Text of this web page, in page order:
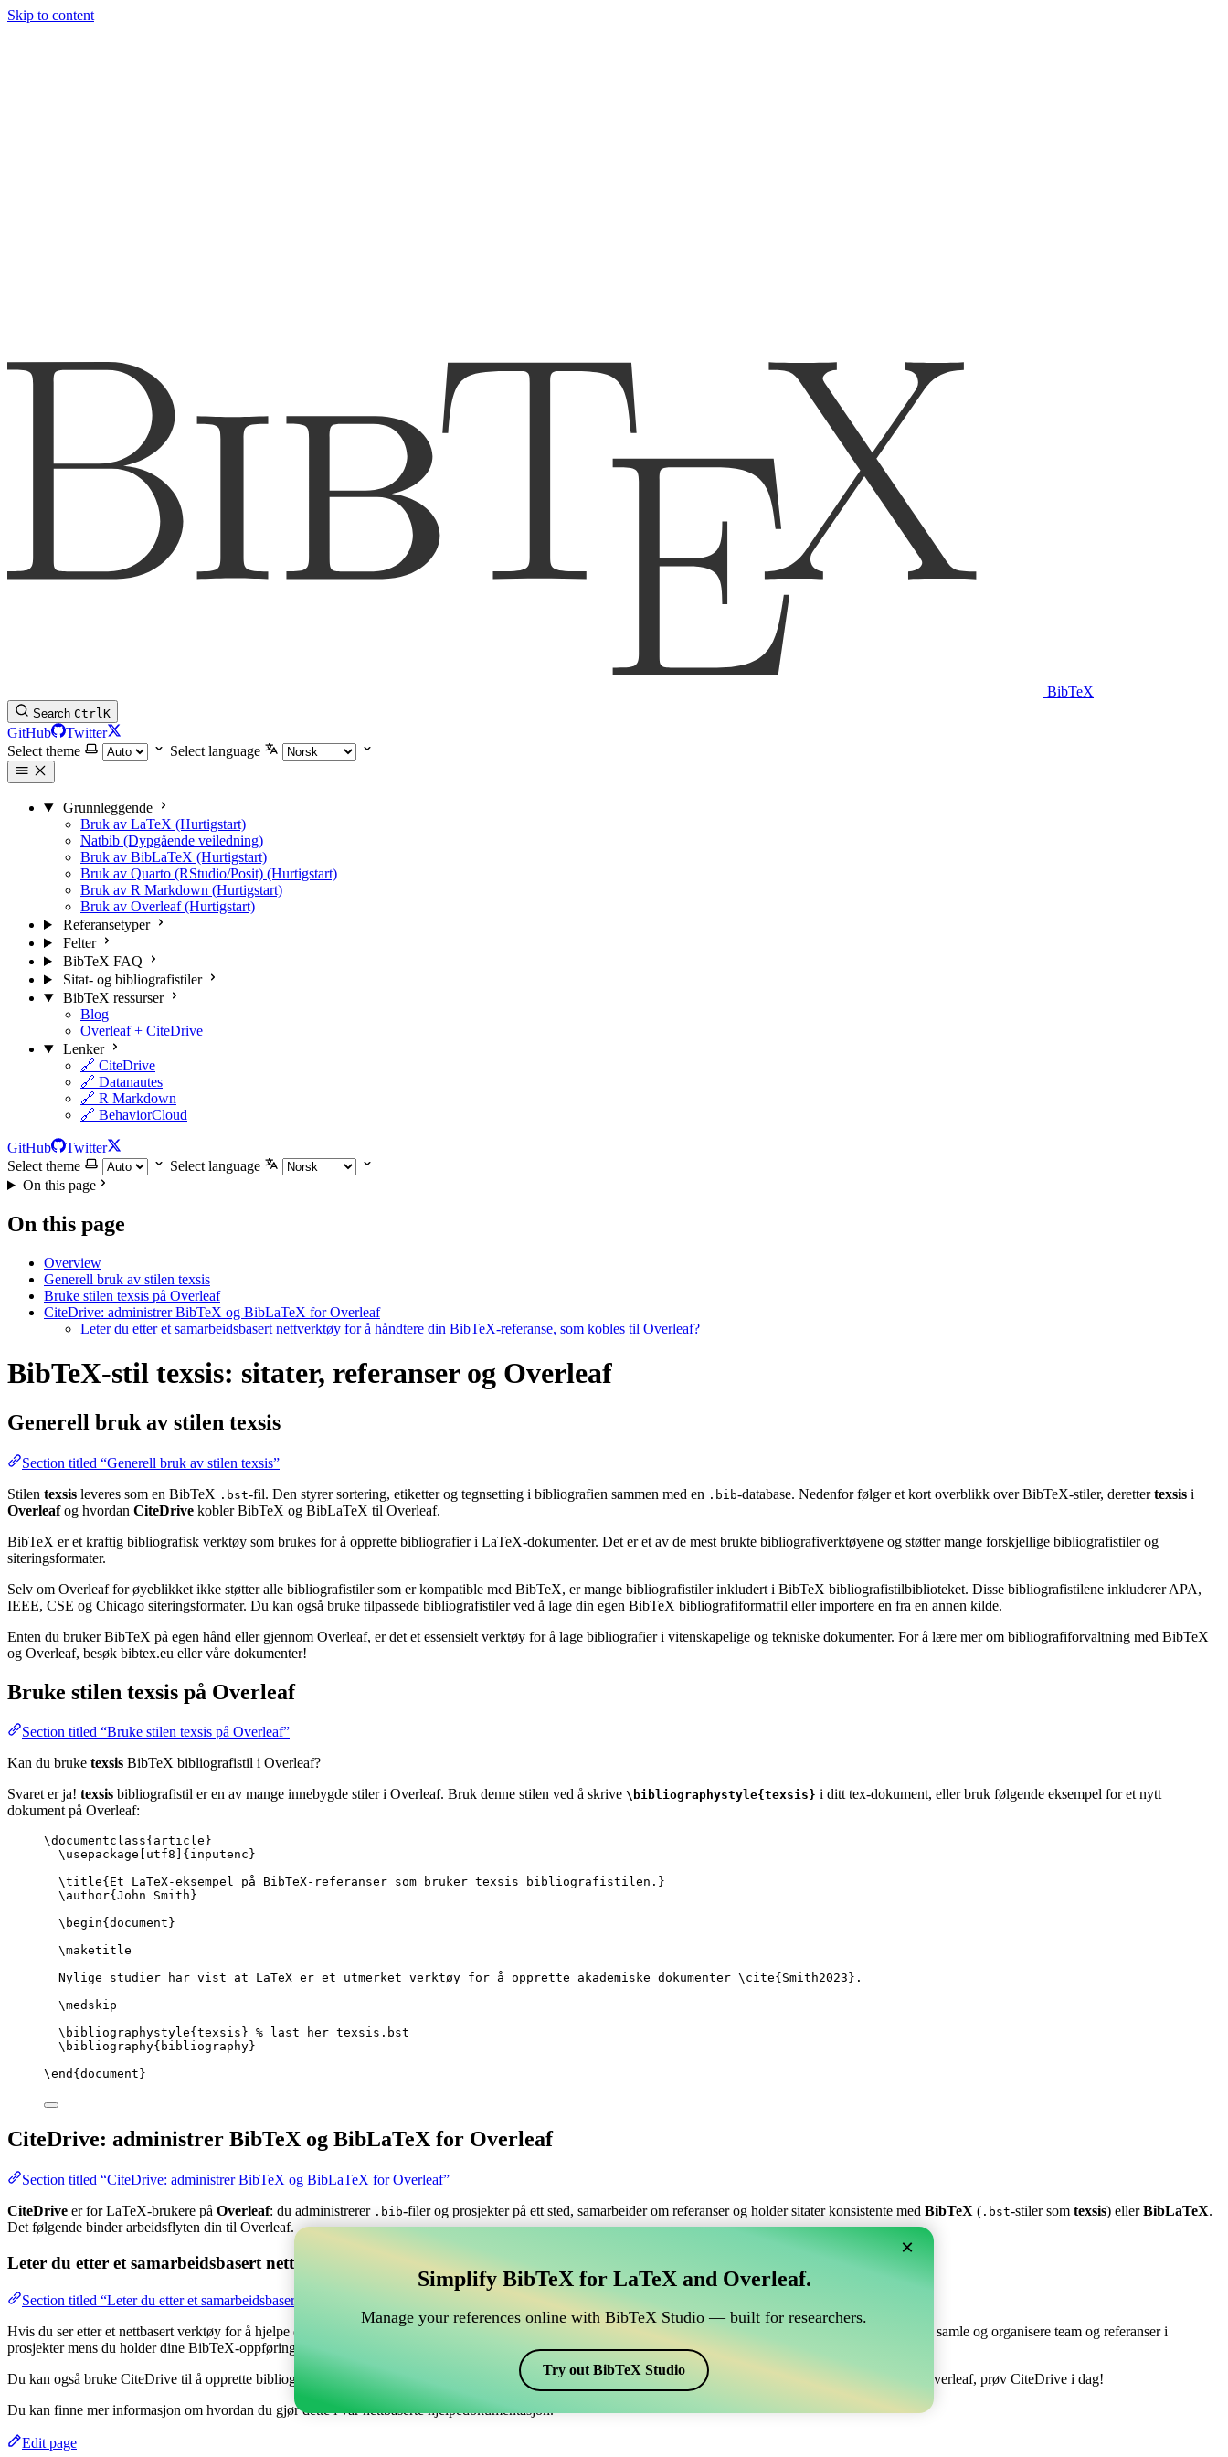
Skip to content
BibTeX
Search CtrlK
GitHub
Twitter
Select theme
Select language
Grunnleggende
Bruk av LaTeX (Hurtigstart)
Natbib (Dypgående veiledning)
Bruk av BibLaTeX (Hurtigstart)
Bruk av Quarto (RStudio/Posit) (Hurtigstart)
Bruk av R Markdown (Hurtigstart)
Bruk av Overleaf (Hurtigstart)
Referansetyper
Felter
BibTeX FAQ
Sitat- og bibliografistiler
BibTeX ressurser
Blog
Overleaf + CiteDrive
Lenker
🔗 CiteDrive
🔗 Datanautes
🔗 R Markdown
🔗 BehaviorCloud
GitHub
Twitter
Select theme
Select language
On this page
On this page
Overview
Generell bruk av stilen texsis
Bruke stilen texsis på Overleaf
CiteDrive: administrer BibTeX og BibLaTeX for Overleaf
Leter du etter et samarbeidsbasert nettverktøy for å håndtere din BibTeX-referanse, som kobles til Overleaf?
BibTeX-stil texsis: sitater, referanser og Overleaf
Generell bruk av stilen texsis
Section titled “Generell bruk av stilen texsis”
Stilen texsis leveres som en BibTeX .bst-fil. Den styrer sortering, etiketter og tegnsetting i bibliografien sammen med en .bib-database. Nedenfor følger et kort overblikk over BibTeX-stiler, derettertexsis i
Overleafog hvordan CiteDrive kobler BibTeX og BibLaTeX til Overleaf.
BibTeX er et kraftig bibliografisk verktøy som brukes for å opprette bibliografier i LaTeX-dokumenter. Det er et av de mest brukte bibliografiverktøyene og støtter mange forskjellige bibliografistiler og
siteringsformater.
Selv om Overleaf for øyeblikket ikke støtter alle bibliografistiler som er kompatible med BibTeX, er mange bibliografistiler inkludert i BibTeX bibliografistilbiblioteket. Disse bibliografistilene inkluderer APA,
IEEE, CSE og Chicago siteringsformater. Du kan også bruke tilpassede bibliografistiler ved å lage din egen BibTeX bibliografiformatfil eller importere en fra en annen kilde.
Enten du bruker BibTeX på egen hånd eller gjennom Overleaf, er det et essensielt verktøy for å lage bibliografier i vitenskapelige og tekniske dokumenter. For å lære mer om bibliografiforvaltning med BibTeX
og Overleaf, besøk bibtex.eu eller våre dokumenter!
Bruke stilen texsis på Overleaf
Section titled “Bruke stilen texsis på Overleaf”
Kan du bruke texsis BibTeX bibliografistil i Overleaf?
Svaret er ja! texsis bibliografistil er en av mange innebygde stiler i Overleaf. Bruk denne stilen ved å skrive \bibliographystyle{texsis} i ditt tex-dokument, eller bruk følgende eksempel for et nytt
dokument på Overleaf:
\documentclass{ article }
\usepackage
utf8 ]{ inputenc }
\title{Et LaTeX-eksempel på BibTeX-referanser som bruker texsis bibliografistilen.}
\author{John Smith}
\begin{ document }
\maketitle
Nylige studier har vist at LaTeX er et utmerket verktøy for å opprette akademiske dokumenter \cite{ Smith2023 }.
\medskip
\bibliographystyle{texsis} % last her texsis.bst
\bibliography{bibliography}
\end { document }
CiteDrive: administrer BibTeX og BibLaTeX for Overleaf
Section titled “CiteDrive: administrer BibTeX og BibLaTeX for Overleaf”
CiteDrive er for LaTeX-brukere på Overleaf: du administrerer .bib-filer og prosjekter på ett sted, samarbeider om referanser og holder sitater konsistente med BibTeX ( .bst-stiler som texsis) ellerBibLaTeX.
Det følgende binder arbeidsflyten din til Overleaf.
Leter du etter et samarbeidsbasert nettverktøy for å håndtere din BibTeX-referanse, som kobles til Overleaf?
Section titled “Leter du etter et samarbeidsbasert nettverktøy for å håndtere din BibTeX-referanse, som kobles til Overleaf?”
Hvis du ser etter et nettbasert verktøy for å hjelpe deg med å håndtere dine referanser, siteringer og bibliografi i Overleaf, kan CiteDrive være perfekt! Det lar deg samle og organisere team og referanser i
prosjekter mens du holder dine BibTeX-oppføringer oppdatert i ditt Overleaf-prosjekt.
Du kan også bruke CiteDrive til å opprette bibliografier og siteringer i ulike stiler, inkludert texsis. Så hvis du ser etter en enkel måte å håndtere din bibliografi i Overleaf, prøv CiteDrive i dag!
Du kan finne mer informasjon om hvordan du gjør dette i vår nettbaserte hjelpedokumentasjon.
Edit page
×
Simplify BibTeX for LaTeX and Overleaf.
Manage your references online with BibTeX Studio — built for researchers.
Try out BibTeX Studio